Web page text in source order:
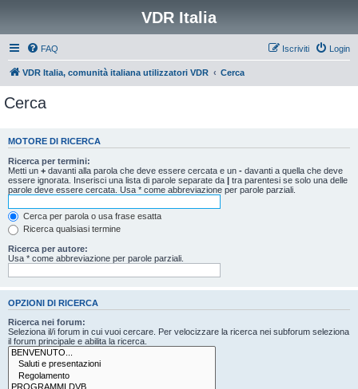
VDR Italia
FAQ Login
Iscriviti
VDR Italia, comunità italiana utilizzatori VDR Cerca
Cerca
MOTORE DI RICERCA
Ricerca per termini:
Metti un + davanti alla parola che deve essere cercata e un - davanti a quella che deve
essere ignorata. Inserisci una lista di parole separate da | tra parentesi se solo una delle
parole deve essere cercata. Usa * come abbreviazione per parole parziali.
Cerca per parola o usa frase esatta
Ricerca qualsiasi termine
Ricerca per autore:
Usa * come abbreviazione per parole parziali.
OPZIONI DI RICERCA
Ricerca nei forum:
Seleziona il/i forum in cui vuoi cercare. Per velocizzare la ricerca nei subforum seleziona
il forum principale e abilita la ricerca.